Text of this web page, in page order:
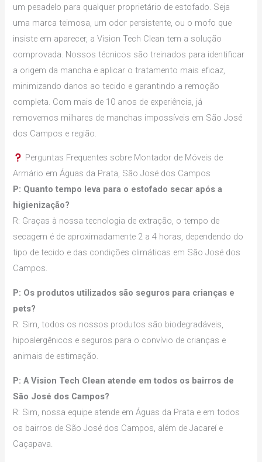
um pesadelo para qualquer proprietário de estofado. Seja
uma marca teimosa, um odor persistente, ou o mofo que
insiste em aparecer, a Vision Tech Clean tem a solução
comprovada. Nossos técnicos são treinados para identificar
a origem da mancha e aplicar o tratamento mais eficaz,
minimizando danos ao tecido e garantindo a remoção
completa. Com mais de 10 anos de experiência, já
removemos milhares de manchas impossíveis em São José
dos Campos e região.
Perguntas Frequentes sobre Montador de Móveis de
Armário em Águas da Prata, São José dos Campos
P: Quanto tempo leva para o estofado secar após a
higienização?
R: Graças à nossa tecnologia de extração, o tempo de
secagem é de aproximadamente 2 a 4 horas, dependendo do
tipo de tecido e das condições climáticas em São José dos
Campos.
P: Os produtos utilizados são seguros para crianças e
pets?
R: Sim, todos os nossos produtos são biodegradáveis,
hipoalergênicos e seguros para o convívio de crianças e
animais de estimação.
P: A Vision Tech Clean atende em todos os bairros de
São José dos Campos?
R: Sim, nossa equipe atende em Águas da Prata e em todos
os bairros de São José dos Campos, além de Jacareí e
Caçapava.